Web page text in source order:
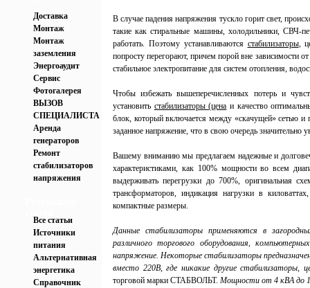
Доставка
Монтаж
Монтаж
заземления
Энергоаудит
Сервис
Фотогалерея
ВЫЗОВ
СПЕЦИАЛИСТА
Аренда
генераторов
Ремонт
стабилизаторов
напряжения
Все статьи
Источники
питания
Альтернативная
энергетика
Справочник
В случае падения напряжения тускло горит свет,
такие как стиральные машины, холодильники, СВЧ-
работать. Поэтому устанавливаются стабилизаторы,
попросту перегорают, причем порой вне зависимости
стабильное электропитание для систем отопления,
Чтобы избежать вышеперечисленных потерь и
установить стабилизаторы (цена и качество
блок, который включается между «скачущей» сетью и
заданное напряжение, что в свою очередь
Вашему вниманию мы предлагаем надежные и
характеристиками, как 100% мощности во всем
выдерживать перегрузки до 700%, оригинальная
трансформаторов, индикация нагрузки в
компактные размеры.
Данные стабилизаторы применяются в
различного торгового оборудования,
напряжение. Некоторые стабилизаторы
вместо 220В, где никакие другие стабилизаторы,
торговой марки СТАБВОЛЬТ. Мощности от 4 кВА до